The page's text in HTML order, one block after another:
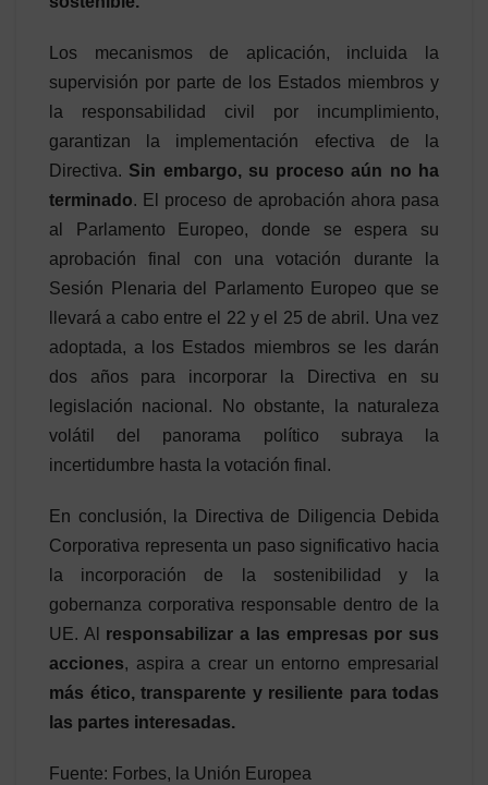
Los mecanismos de aplicación, incluida la
supervisión por parte de los Estados miembros y
la responsabilidad civil por incumplimiento,
garantizan la implementación efectiva de la
Directiva. Sin embargo, su proceso aún no ha
terminado. El proceso de aprobación ahora pasa
al Parlamento Europeo, donde se espera su
aprobación final con una votación durante la
Sesión Plenaria del Parlamento Europeo que se
llevará a cabo entre el 22 y el 25 de abril. Una vez
adoptada, a los Estados miembros se les darán
dos años para incorporar la Directiva en su
legislación nacional. No obstante, la naturaleza
volátil del panorama político subraya la
incertidumbre hasta la votación final.
En conclusión, la Directiva de Diligencia Debida
Corporativa representa un paso significativo hacia
la incorporación de la sostenibilidad y la
gobernanza corporativa responsable dentro de la
UE. Al
responsabilizar a las empresas por sus
acciones, aspira a crear un entorno empresarial
más ético, transparente y resiliente para todas
las partes interesadas.
Fuente: Forbes, la Unión Europea